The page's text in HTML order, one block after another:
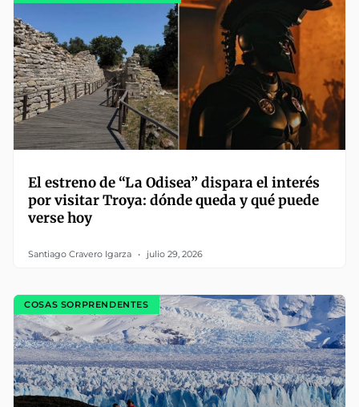
El estreno de “La Odisea” dispara el interés
por visitar Troya: dónde queda y qué puede
verse hoy
Santiago Cravero Igarza julio 29, 2026
COSAS SORPRENDENTES